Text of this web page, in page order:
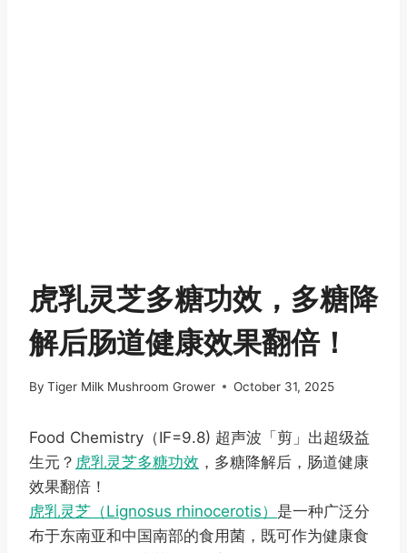
虎乳灵芝多糖功效，多糖降
解后肠道健康效果翻倍！
By Tiger Milk Mushroom Grower October 31, 2025
Food Chemistry（IF=9.8) 超声波「剪」出超级益
生元？ 虎乳灵芝多糖功效 ，多糖降解后，肠道健康
效果翻倍！
虎乳灵芝（Lignosus rhinocerotis） 是一种广泛分
布于东南亚和中国南部的食用菌，既可作为健康食